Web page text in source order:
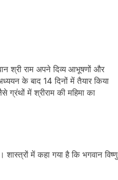
श्री राम अपने दिव्य आभूषणों और
के बाद 14 दिनों में तैयार किया
ग्रंथों में श्रीराम की महिमा का
में कहा गया है कि भगवान विष्णु